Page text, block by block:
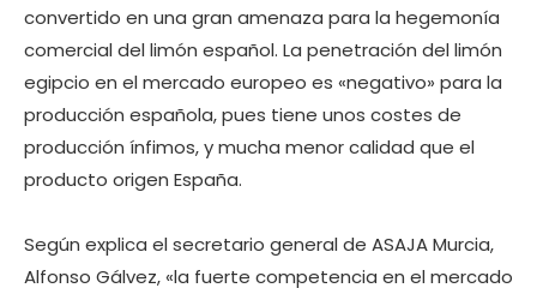
convertido en una gran amenaza para la hegemonía
comercial del limón español. La penetración del limón
egipcio en el mercado europeo es «negativo» para la
producción española, pues tiene unos costes de
producción ínfimos, y mucha menor calidad que el
producto origen España.
Según explica el secretario general de ASAJA Murcia,
Alfonso Gálvez, «la fuerte competencia en el mercado